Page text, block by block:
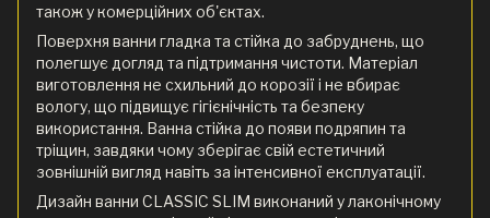
також у комерційних об'єктах.
Поверхня ванни гладка та стійка до забруднень, що
полегшує догляд та підтримання чистоти. Матеріал
виготовлення не схильний до корозії і не вбирає
вологу, що підвищує гігієнічність та безпеку
використання. Ванна стійка до появи подряпин та
тріщин, завдяки чому зберігає свій естетичний
зовнішній вигляд навіть за інтенсивної експлуатації.
Дизайн ванни CLASSIC SLIM виконаний у лаконічному